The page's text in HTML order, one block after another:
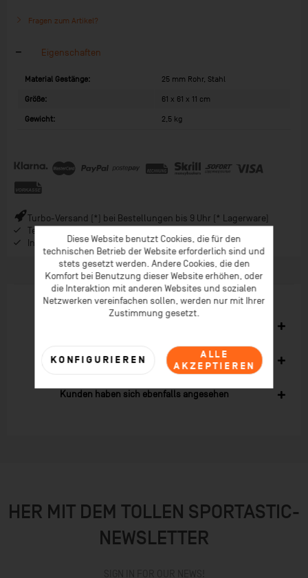
Fragen zum Artikel?
Eigenschaften
Material Gestänge: 25 mm Rohr, Stahl
Größe: 61 x 61 x 11 cm
Gewicht: 2,5 kg
Turbo-Versand (*) bei Bestellungen bis 9 Uhr (* Lagerware)
Telefonberatung ab 08:00 Uhr Früh (Mo-Fr)
Inspiration im Coaching-Magazin & Newsletter
Kunden kauften auch
Kunden haben sich ebenfalls angesehen
HER MIT DEM TOLLEN SPORTASTIC-
NEWSLETTER
Diese Website benutzt Cookies, die für den
technischen Betrieb der Website erforderlich sind und
stets gesetzt werden. Andere Cookies, die den
Komfort bei Benutzung dieser Website erhöhen, oder
die Interaktion mit anderen Websites und sozialen
Netzwerken vereinfachen sollen, werden nur mit Ihrer
Zustimmung gesetzt.
ALLE
AKZEPTIEREN
KONFIGURIEREN